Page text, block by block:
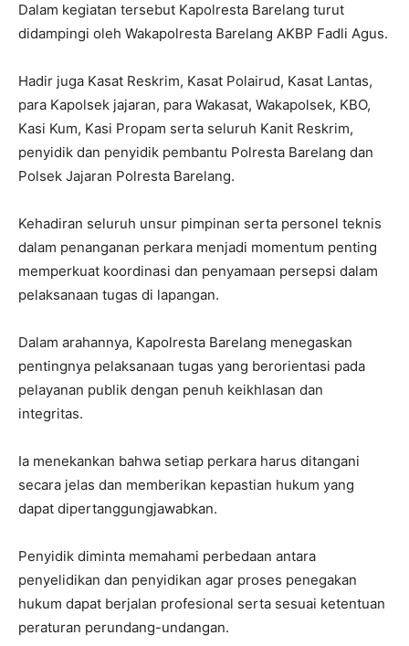
Dalam kegiatan tersebut Kapolresta Barelang turut
didampingi oleh Wakapolresta Barelang AKBP Fadli Agus.
Hadir juga Kasat Reskrim, Kasat Polairud, Kasat Lantas,
para Kapolsek jajaran, para Wakasat, Wakapolsek, KBO,
Kasi Kum, Kasi Propam serta seluruh Kanit Reskrim,
penyidik dan penyidik pembantu Polresta Barelang dan
Polsek Jajaran Polresta Barelang.
Kehadiran seluruh unsur pimpinan serta personel teknis
dalam penanganan perkara menjadi momentum penting
memperkuat koordinasi dan penyamaan persepsi dalam
pelaksanaan tugas di lapangan.
Dalam arahannya, Kapolresta Barelang menegaskan
pentingnya pelaksanaan tugas yang berorientasi pada
pelayanan publik dengan penuh keikhlasan dan
integritas.
Ia menekankan bahwa setiap perkara harus ditangani
secara jelas dan memberikan kepastian hukum yang
dapat dipertanggungjawabkan.
Penyidik diminta memahami perbedaan antara
penyelidikan dan penyidikan agar proses penegakan
hukum dapat berjalan profesional serta sesuai ketentuan
peraturan perundang-undangan.